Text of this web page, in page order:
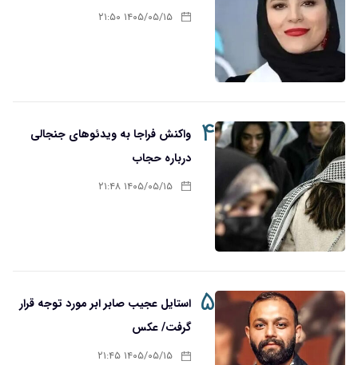
۱۴۰۵/۰۵/۱۵ ۲۱:۵۰
۴
واکنش فراجا به ویدئوهای جنجالی
درباره حجاب
۱۴۰۵/۰۵/۱۵ ۲۱:۴۸
۵ استایل عجیب صابر ابر مورد توجه قرار
گرفت/ عکس
۱۴۰۵/۰۵/۱۵ ۲۱:۴۵